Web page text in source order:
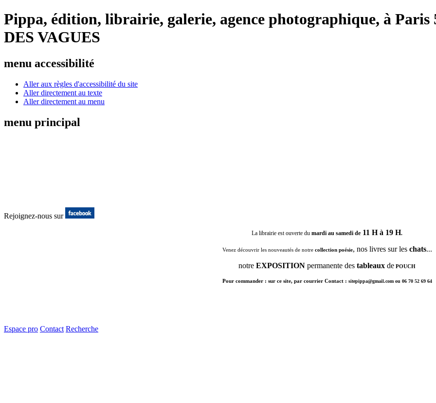
Pippa, édition, librairie, galerie, agence photographique, à
DES VAGUES
menu accessibilité
Aller aux règles d'accessibilité du site
Aller directement au texte
Aller directement au menu
menu principal
Rejoignez-nous sur
La librairie est ouverte du mardi au samedi de 11 H à 19 H.
Venez découvrir les nouveautés de notrecollection poésie, nos livres sur les chats...
notre EXPOSITION permanente des tableaux de POUCH
Pour commander : sur ce site, par courrier Contact : sitepippa@gmail.com ou 06 70 52 69 64
Espace pro Contact Recherche